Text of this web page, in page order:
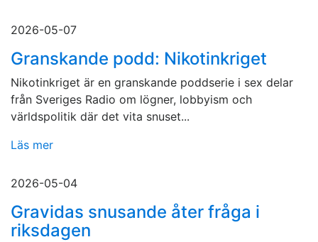
2026-05-07
Granskande podd: Nikotinkriget
Nikotinkriget är en granskande poddserie i sex delar
från Sveriges Radio om lögner, lobbyism och
världspolitik där det vita snuset...
Läs mer
2026-05-04
Gravidas snusande åter fråga i
riksdagen